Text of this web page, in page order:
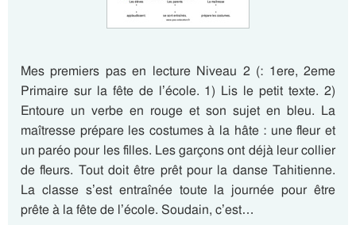
Mes premiers pas en lecture Niveau 2 (: 1ere, 2eme
Primaire sur la fête de l’école. 1) Lis le petit texte. 2)
Entoure un verbe en rouge et son sujet en bleu. La
maîtresse prépare les costumes à la hâte : une fleur et
un paréo pour les filles. Les garçons ont déjà leur collier
de fleurs. Tout doit être prêt pour la danse Tahitienne.
La classe s’est entraînée toute la journée pour être
prête à la fête de l’école. Soudain, c’est…